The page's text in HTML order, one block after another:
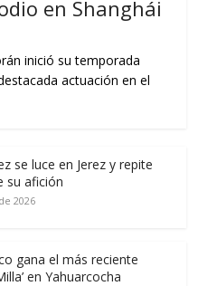
en Shanghái
inició su temporada
actuación en el
se luce en Jerez y repite
su afición
2026
gana el más reciente
en Yahuarcocha